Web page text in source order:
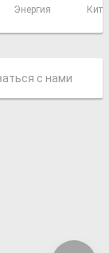
Энергия Кит
с нами